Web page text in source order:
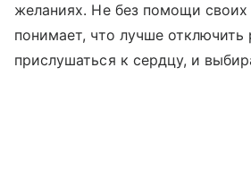
желаниях. Не без помощи своих
понимает, что лучше отключить
прислушаться к сердцу, и